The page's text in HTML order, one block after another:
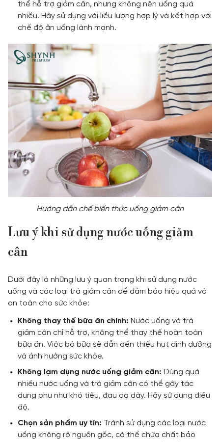
Liên hệ với chúng tôi
1900 989 800
thể hỗ trợ giảm cân, nhưng không nên uống quá
nhiều. Hãy sử dụng với liều lượng hợp lý và kết hợp với
chế độ ăn uống lành mạnh.
Hướng dẫn chế biến thức uống giảm cân
Lưu ý khi sử dụng nước uống giảm
cân
Dưới đây là những lưu ý quan trọng khi sử dụng nước
uống và các loại trà giảm cân để đảm bảo hiệu quả và
an toàn cho sức khỏe:
Không thay thế bữa ăn chính: Nước uống và trà
giảm cân chỉ hỗ trợ, không thể thay thế hoàn toàn
bữa ăn. Việc bỏ bữa sẽ dẫn đến thiếu hụt dinh dưỡng
và ảnh hưởng sức khỏe.
Không lạm dụng nước uống giảm cân: Dùng quá
nhiều nước uống và trà giảm cân có thể gây tác
dụng phụ như khó tiêu, đau dạ dày. Hãy sử dụng điều
độ.
Chọn sản phẩm uy tín: Tránh sử dụng các loại nước
uống không rõ nguồn gốc, có thể chứa chất bảo